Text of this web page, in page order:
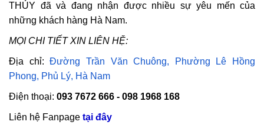
THỦY đã và đang nhận được nhiều sự yêu mến của
những khách hàng Hà Nam.
MỌI CHI TIẾT XIN LIÊN HỆ:
Địa chỉ:Đường Trần Văn Chuông, Phường Lê Hồng
Phong, Phủ Lý, Hà Nam
Điện thoại: 093 7672 666 - 098 1968 168
Liên hệ Fanpage tại đây